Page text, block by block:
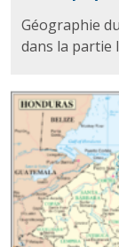
Géographie
dans la partie